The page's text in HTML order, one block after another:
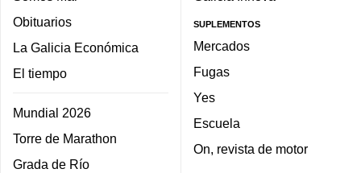
Obituarios
La Galicia Económica
El tiempo
Mundial 2026
Torre de Marathon
Grada de Río
SUPLEMENTOS
Mercados
Fugas
Yes
Escuela
On, revista de motor